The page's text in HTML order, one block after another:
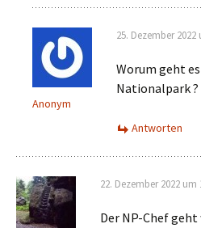
Anonym
25. Dezember 2022
Worum geht
Nationalpark ?
Antworten
22. Dezember 2022 um
Der NP-Chef